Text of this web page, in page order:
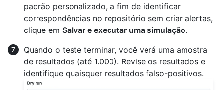
padrão personalizado, a fim de identificar
correspondências no repositório sem criar alertas,
clique em Salvar e executar uma simulação.
Quando o teste terminar, você verá uma amostra
de resultados (até 1.000). Revise os resultados e
identifique quaisquer resultados falso-positivos.